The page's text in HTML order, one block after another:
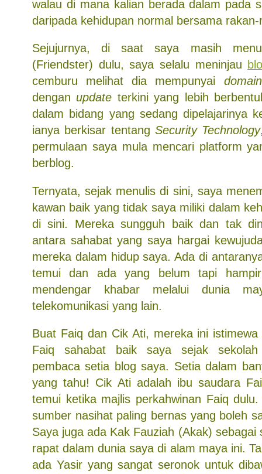
walau di mana kalian berada dalam pada
daripada kehidupan normal bersama
Sejujurnya, di saat saya masih
(Friendster) dulu, saya selalu meninjau
cemburu melihat dia mempunyai domain
denganupdate terkini yang lebih
dalam bidang yang sedang dipelajarinya
ianya berkisar tentang Security Technology
permulaan saya mula mencari platform
berblog.
Ternyata, sejak menulis di sini, saya
kawan baik yang tidak saya miliki dalam
di sini. Mereka sungguh baik dan tak
antara sahabat yang saya hargai
mereka dalam hidup saya. Ada di
temui dan ada yang belum tapi
mendengar khabar melalui dunia
telekomunikasi yang lain.
Buat Faiq dan Cik Ati, mereka ini
Faiq sahabat baik saya sejak sekolah
pembaca setia blog saya. Setia dalam
yang tahu! Cik Ati adalah ibu saudara
temui ketika majlis perkahwinan Faiq
sumber nasihat paling bernas yang boleh
Saya juga ada Kak Fauziah (Akak) sebagai
rapat dalam dunia saya di alam maya ini.
ada Yasir yang sangat seronok untuk